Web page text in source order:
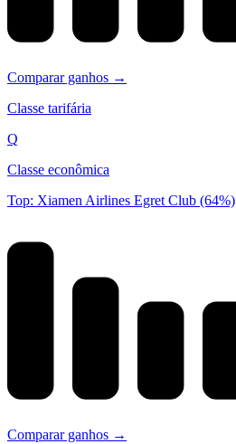
Comparar ganhos →
Classe tarifária
Q
Classe econômica
Top: Xiamen Airlines Egret Club (64%)
Comparar ganhos →